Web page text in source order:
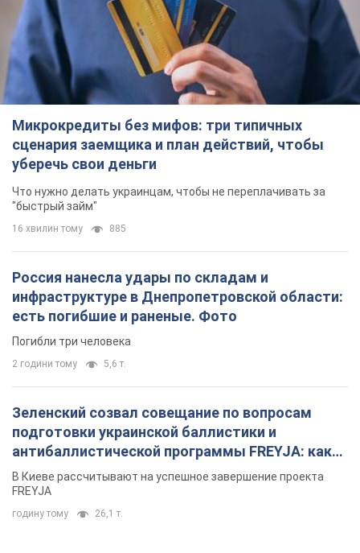
Микрокредиты без мифов: три типичных
сценария заемщика и план действий, чтобы
уберечь свои деньги
Что нужно делать украинцам, чтобы не переплачивать за
"быстрый займ"
16 хвилин тому 885
Россия нанесла удары по складам и
инфраструктуре в Днепропетровской области:
есть погибшие и раненые. Фото
Погибли три человека
2 години тому 5,6 т.
Зеленский созвал совещание по вопросам
подготовки украинской баллистики и
антибаллистической программы FREYJA: какие
решения готовятся
В Киеве рассчитывают на успешное завершение проекта
FREYJA
годину тому 26,1 т.